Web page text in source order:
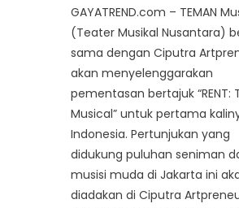
GAYATREND.com – TEMAN
(Teater Musikal Nusantara)
sama dengan Ciputra
akan menyelenggarakan
pementasan bertajuk “RENT:
Musical” untuk pertama
Indonesia. Pertunjukan yang
didukung puluhan seniman
musisi muda di Jakarta ini
diadakan di Ciputra